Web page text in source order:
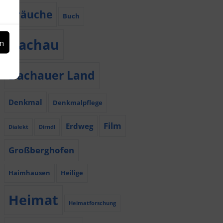
Bräuche Buch
Dachau
Dachauer Land
Denkmal Denkmalpflege
Dialekt Dirndl Erdweg Film
Großberghofen
Haimhausen Heilige
Heimat Heimatforschung